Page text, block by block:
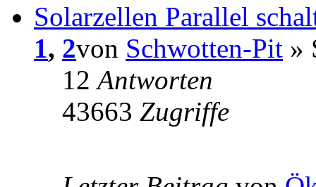
Solarzellen Parallel
1, 2von Schwotten-Pit »
12Antworten
43663 Zugriffe